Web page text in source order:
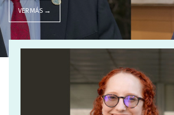
VER MÁS →